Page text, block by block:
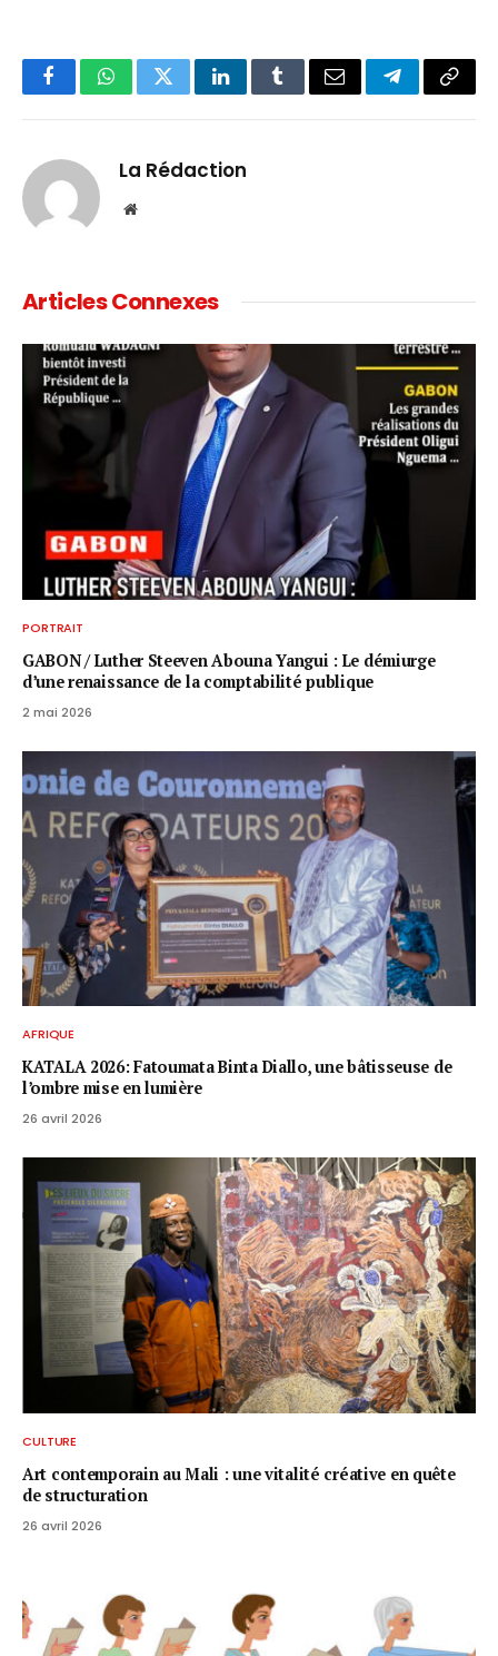
FacebookWhatsAppTwitterLinkedInTumblrEmail TelegramCopy
La Rédaction
Website
Articles Connexes
PORTRAIT
GABON / ​Luther Steeven Abouna Yangui : Le démiurge
d’une renaissance de la comptabilité publique
2 mai 2026
AFRIQUE
KATALA 2026: Fatoumata Binta Diallo, une bâtisseuse de
l’ombre mise en lumière
26 avril 2026
CULTURE
Art contemporain au Mali : une vitalité créative en quête
de structuration
26 avril 2026